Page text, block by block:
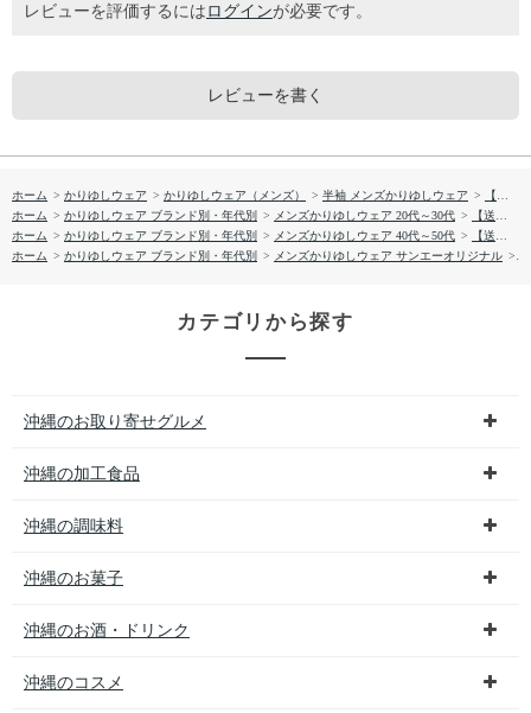
レビューを評価するには ログインが必要です。
レビューを書く
ホーム > かりゆしウェア > かりゆしウェア（メンズ） > 半袖 メンズかりゆしウェア >
【送料無料】しゅり花たより かりゆしウェア P-GSM52013S
ホーム > かりゆしウェア ブランド別・年代別 > メンズかりゆしウェア 20代～30代 >
【送料無料】しゅり花たより かりゆしウェア P-GSM52013S
ホーム > かりゆしウェア ブランド別・年代別 > メンズかりゆしウェア 40代～50代 >
【送料無料】しゅり花たより かりゆしウェア P-GSM52013S
ホーム > かりゆしウェア ブランド別・年代別 > メンズかりゆしウェア サンエーオリジナル
カテゴリから探す
沖縄のお取り寄せグルメ
沖縄の加工食品
沖縄の調味料
沖縄のお菓子
沖縄のお酒・ドリンク
沖縄のコスメ